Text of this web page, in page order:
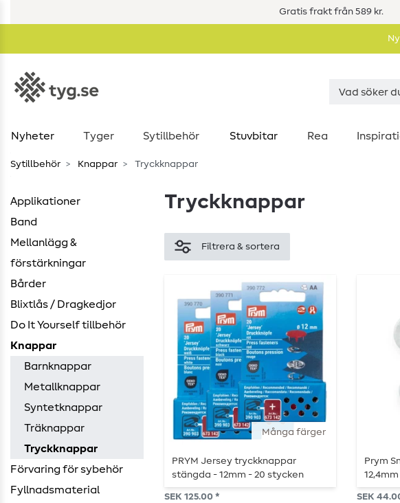
Gratis frakt från 589 kr.
Nyheter Tyger Sytillbehör Stuvbitar Rea
Sytillbehör Knappar Tryckknappar
Applikationer
Band
Mellanlägg &
förstärkningar
Bårder
Blixtlås / Dragkedjor
Do It Yourself tillbehör
Knappar
Barnknappar
Metallknappar
Syntetknappar
Träknappar
Tryckknappar
Förvaring för sybehör
Fyllnadsmaterial
Tryckknappar
Filtrera & sortera
Många färger
PRYM Jersey tryckknappar
stängda - 12mm - 20 stycken
SEK 125.00 *
Prym
SEK